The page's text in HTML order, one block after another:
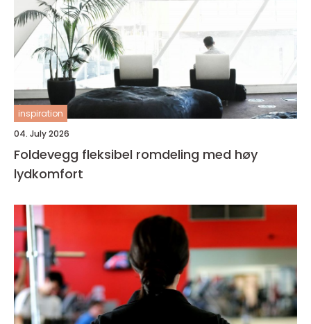
inspiration
04. July 2026
Foldevegg fleksibel romdeling med høy
lydkomfort